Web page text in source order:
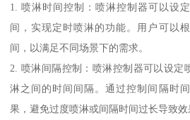
1. 喷淋时间控制：喷淋控制器可以设
间，实现定时喷淋的功能。用户可以
间，以满足不同场景下的需求。
2. 喷淋间隔控制：喷淋控制器可以设定
淋之间的时间间隔。通过控制间隔时
果，避免过度喷淋或间隔时间过长导致效